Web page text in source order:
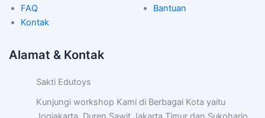
FAQ
Kontak
Bantuan
Alamat & Kontak
Sakti Edutoys
Kunjungi workshop Kami di Berbagai Kota yaitu